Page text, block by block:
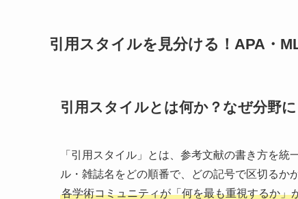
引用スタイルを見分ける！APA・
引用スタイルとは何か？なぜ分野
「引用スタイル」とは、参考文献の書き方を
ル・雑誌名をどの順番で、どの記号で区切るか
各学術コミュニティが「何を最も重視するか」